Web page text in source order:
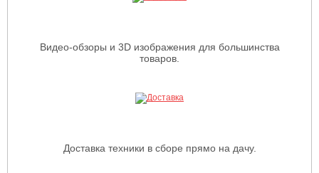
Видео-обзоры и 3D изображения для большинства
товаров.
Доставка техники в сборе прямо на дачу.